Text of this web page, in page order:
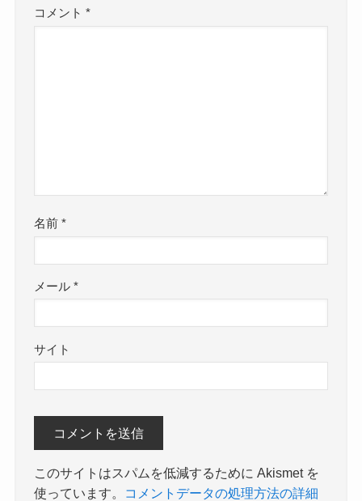
コメント*
名前*
メール*
サイト
このサイトはスパムを低減するために Akismet を
使っています。
コメントデータの処理方法の詳細